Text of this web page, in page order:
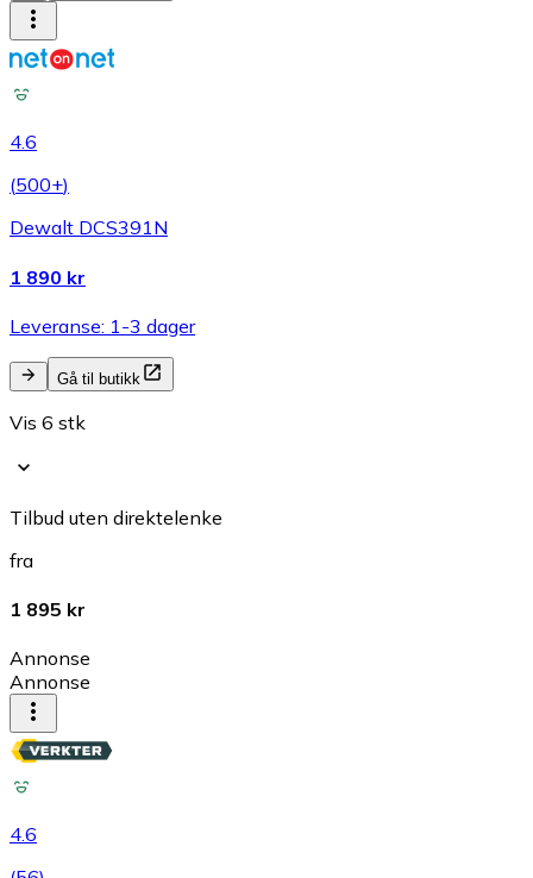
4.6
(500+)
Dewalt DCS391N
1 890 kr
Leveranse: 1-3 dager
Gå til butikk
Vis 6 stk
Tilbud uten direktelenke
fra
1 895 kr
Annonse
Annonse
4.6